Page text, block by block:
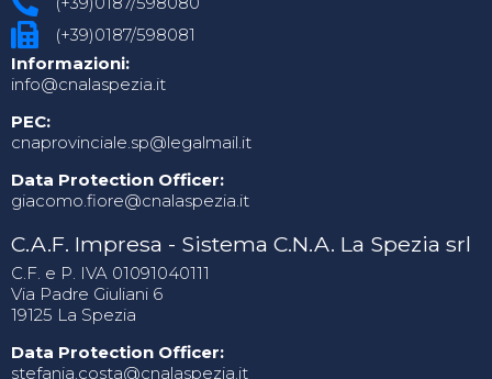
(+39)0187/598081
Informazioni:
info@cnalaspezia.it
PEC:
cnaprovinciale.sp@legalmail.it
Data Protection Officer:
giacomo.fiore@cnalaspezia.it
C.A.F. Impresa - Sistema C.N.A. La Spezia srl
C.F. e P. IVA 01091040111
Via Padre Giuliani 6
19125 La Spezia
Data Protection Officer:
stefania.costa@cnalaspezia.it